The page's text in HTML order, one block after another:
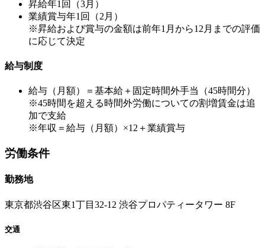
昇給年1回（3月）
業績賞与年1回（2月）
※昇給および賞与の金額は前年1月から12月までの評価
に応じて決定
給与制度
給与（月額）＝基本給＋固定時間外手当（45時間分）
※45時間を超える時間外労働についての割増賃金は追
加で支給
※年収＝給与（月額）×12＋業績賞与
労働条件
勤務地
東京都渋谷区東1丁目32-12 渋谷プロパティータワー 8F
交通